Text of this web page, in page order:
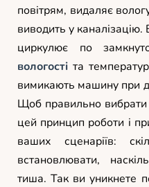
повітрям, видаляє
виводить у
циркулює по
вологості та
вимикають машину при
Щоб правильно вибрати
цей принцип роботи і
ваших сценаріїв:
встановлювати,
тиша. Так ви уникнете